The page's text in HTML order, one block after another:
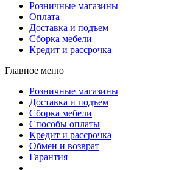
Розничные магазины
Оплата
Доставка и подъем
Сборка мебели
Кредит и рассрочка
Главное меню
Розничные магазины
Доставка и подъем
Сборка мебели
Способы оплаты
Кредит и рассрочка
Обмен и возврат
Гарантия